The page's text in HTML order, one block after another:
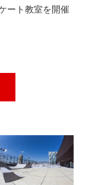
ート教室を開催